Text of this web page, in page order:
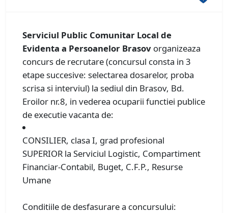
Serviciul Public Comunitar Local de
Evidenta a Persoanelor Brasov organizeaza
concurs de recrutare (concursul consta in 3
etape succesive: selectarea dosarelor, proba
scrisa si interviul) la sediul din Brasov, Bd.
Eroilor nr.8, in vederea ocuparii functiei publice
de executie vacanta de:
CONSILIER, clasa I, grad profesional
SUPERIOR la Serviciul Logistic, Compartiment
Financiar-Contabil, Buget, C.F.P., Resurse
Umane
Conditiile de desfasurare a concursului: